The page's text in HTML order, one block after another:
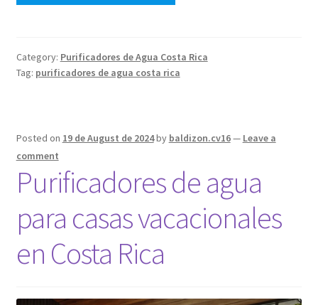
Category: Purificadores de Agua Costa Rica
Tag: purificadores de agua costa rica
Posted on 19 de August de 2024by baldizon.cv16— Leave a
comment
Purificadores de agua
para casas vacacionales
en Costa Rica